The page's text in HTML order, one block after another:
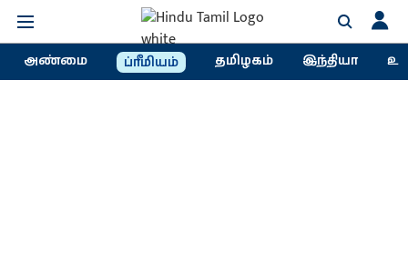
அண்மை ப்ரீமியம் தமிழகம் இந்தியா